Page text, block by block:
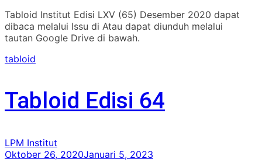
Tabloid Institut Edisi LXV (65) Desember 2020 dapat
dibaca melalui Issu di Atau dapat diunduh melalui
tautan Google Drive di bawah.
tabloid
Tabloid Edisi 64
LPM Institut
Oktober 26, 2020Januari 5, 2023